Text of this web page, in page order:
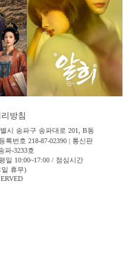
방침
시 송파구 송파대로 201, B동
록번호 218-87-02390 | 통신판
파-3233호
일 10:00~17:00 / 점심시간
일 휴무)